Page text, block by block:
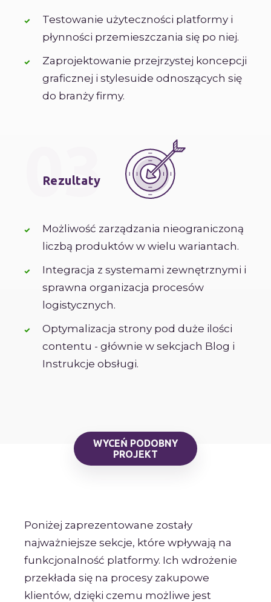
Testowanie użyteczności platformy i
płynności przemieszczania się po niej.
Zaprojektowanie przejrzystej koncepcji
graficznej i stylesuide odnoszących się
do branży firmy.
03
Rezultaty
Możliwość zarządzania nieograniczoną
liczbą produktów w wielu wariantach.
Integracja z systemami zewnętrznymi i
sprawna organizacja procesów
logistycznych.
Optymalizacja strony pod duże ilości
contentu - głównie w sekcjach Blog i
Instrukcje obsługi.
WYCEŃ PODOBNY
PROJEKT
Poniżej zaprezentowane zostały
najważniejsze sekcje, które wpływają na
funkcjonalność platformy. Ich wdrożenie
przekłada się na procesy zakupowe
klientów, dzięki czemu możliwe jest